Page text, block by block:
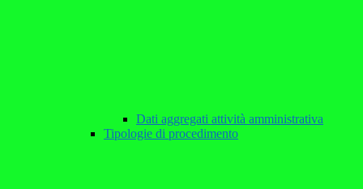
Dati aggregati attività amministrativa
Tipologie di procedimento